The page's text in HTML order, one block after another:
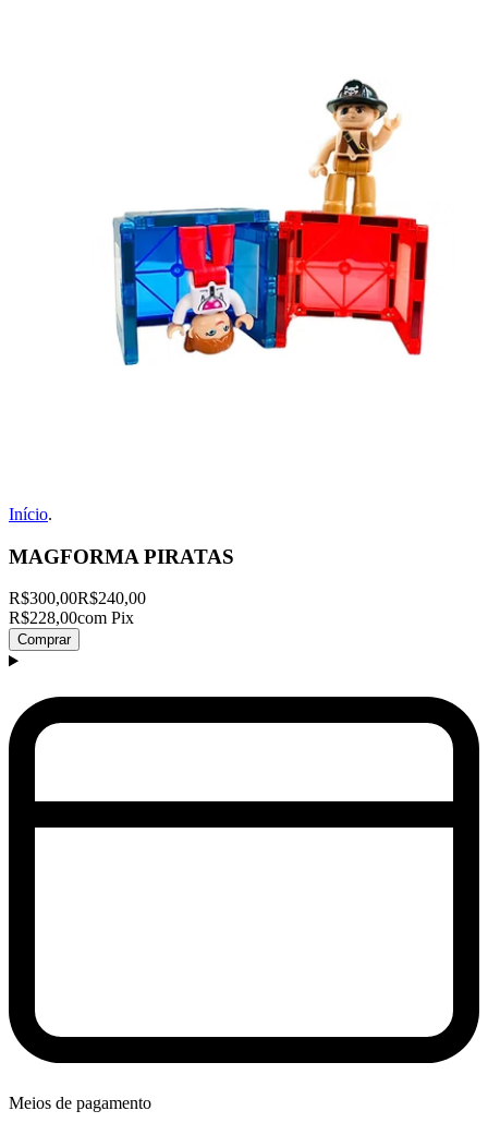
Início.
MAGFORMA PIRATAS
R$300,00R$240,00
R$228,00com Pix
Comprar
Meios de pagamento